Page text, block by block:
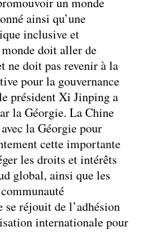
ainsi qu’une
inclusive et
doit aller de
ne doit pas revenir à la
pour la gouvernance
président Xi Jinping a
la Géorgie. La Chine
la Géorgie pour
cette importante
les droits et intérêts
global, ainsi que les
réjouit de l’adhésion
internationale pour